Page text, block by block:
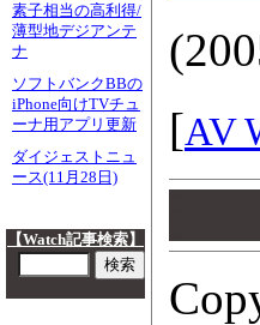
素子相当の高利得/
薄型地デジアンテ
ナ
ソフトバンクBBの
iPhone向けTVチュ
ーナ用アプリ更新
ダイジェストニュ
ース(11月28日)
【Watch記事検索】
(
[AV